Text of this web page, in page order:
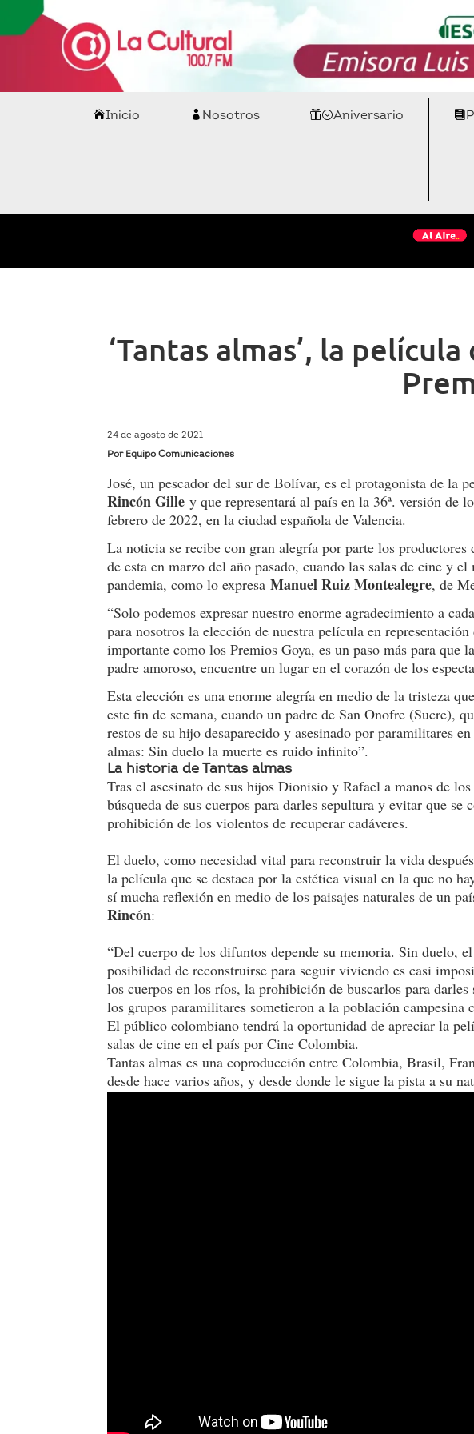
Inicio Nosotros Aniversario
‘Tantas almas’, la
24 de agosto de 2021
Por Equipo Comunicaciones
José, un pescador del sur de Bolívar, es el protagonista de la
Rincón Gille y que representará al país en la 36ª. versión de
febrero de 2022, en la ciudad española de Valencia.
La noticia se recibe con gran alegría por parte los
de esta en marzo del año pasado, cuando las salas de cine y
pandemia, como lo expresaManuel Ruiz Montealegre, de
“Solo podemos expresar nuestro enorme agradecimiento a
para nosotros la elección de nuestra película en
importante como los Premios Goya, es un paso más para que
padre amoroso, encuentre un lugar en el corazón de los
Esta elección es una enorme alegría en medio de la tristeza
este fin de semana, cuando un padre de San Onofre (Sucre),
restos de su hijo desaparecido y asesinado por paramilitares
almas: Sin duelo la muerte es ruido infinito”.
La historia de Tantas almas
Tras el asesinato de sus hijos Dionisio y Rafael a manos de
búsqueda de sus cuerpos para darles sepultura y evitar que se
prohibición de los violentos de recuperar cadáveres.
El duelo, como necesidad vital para reconstruir la vida
la película que se destaca por la estética visual en la que no
sí mucha reflexión en medio de los paisajes naturales de un
Rincón:
“Del cuerpo de los difuntos depende su memoria. Sin duelo,
posibilidad de reconstruirse para seguir viviendo es casi
los cuerpos en los ríos, la prohibición de buscarlos para
los grupos paramilitares sometieron a la población campesina
El público colombiano tendrá la oportunidad de apreciar la
salas de cine en el país por Cine Colombia.
Tantas almas es una coproducción entre Colombia, Brasil,
desde hace varios años, y desde donde le sigue la pista a su